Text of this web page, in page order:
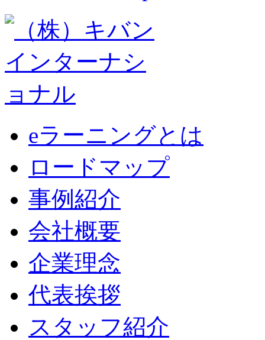
eラーニングとは
ロードマップ
事例紹介
会社概要
企業理念
代表挨拶
スタッフ紹介